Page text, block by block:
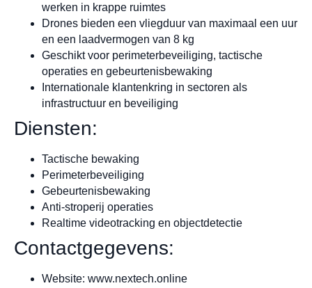
werken in krappe ruimtes
Drones bieden een vliegduur van maximaal een uur
en een laadvermogen van 8 kg
Geschikt voor perimeterbeveiliging, tactische
operaties en gebeurtenisbewaking
Internationale klantenkring in sectoren als
infrastructuur en beveiliging
Diensten:
Tactische bewaking
Perimeterbeveiliging
Gebeurtenisbewaking
Anti-stroperij operaties
Realtime videotracking en objectdetectie
Contactgegevens:
Website: www.nextech.online